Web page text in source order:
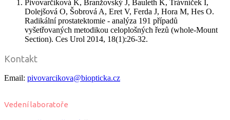
Pivovarčíková K, Branžovský J, Bauleth K, Trávníček I,
Dolejšová O, Šobrová A, Eret V, Ferda J, Hora M, Hes O.
Radikální prostatektomie - analýza 191 případů
vyšetřovaných metodikou celoplošných řezů (whole-Mount
Section). Ces Urol 2014, 18(1):26-32.
Kontakt
Email: pivovarcikova@biopticka.cz
Vedení laboratoře